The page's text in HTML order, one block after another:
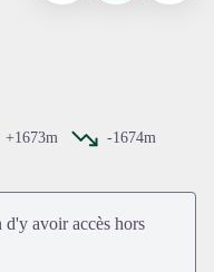
+1673m
-1674m
d'y avoir accès hors